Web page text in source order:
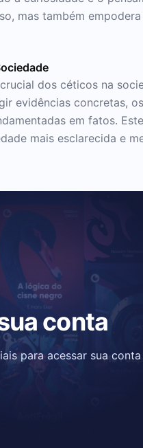
mas também
dos céticos na
evidências concretas,
em fatos.
mais esclarecida e
conta
para acessar sua conta